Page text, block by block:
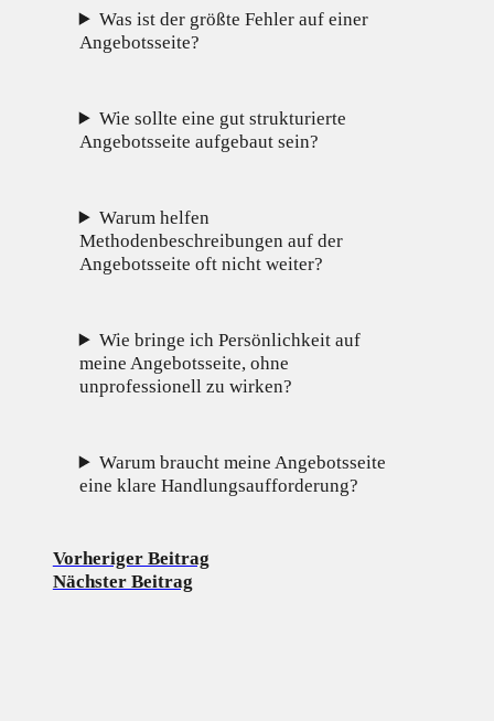
Was ist der größte Fehler auf einer
Angebotsseite?
Wie sollte eine gut strukturierte
Angebotsseite aufgebaut sein?
Warum helfen
Methodenbeschreibungen auf der
Angebotsseite oft nicht weiter?
Wie bringe ich Persönlichkeit auf
meine Angebotsseite, ohne
unprofessionell zu wirken?
Warum braucht meine Angebotsseite
eine klare Handlungsaufforderung?
Vorheriger Beitrag
Nächster Beitrag